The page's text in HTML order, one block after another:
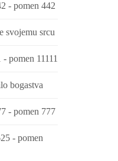
- pomen 442
svojemu srcu
pomen 11111
bogastva
- pomen 777
- pomen